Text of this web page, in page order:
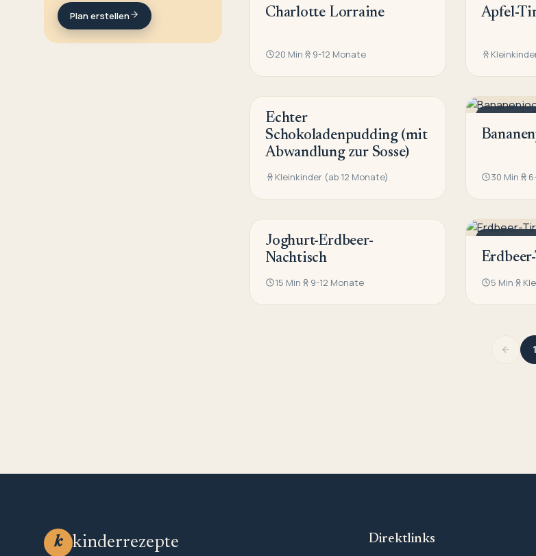
Plan erstellen Charlotte Lorraine
20 Min 9-12 Monate
Apfel-
NACHTISCH
Echter
Schokoladenpudding (mit
Abwandlung zur Sosse)
Kleinkinder (ab 12 Monate)
NACHTISCH
30 Min
NACHTISCH
Joghurt-Erdbeer-
Nachtisch
15 Min 9-12 Monate
NACHTISCH
5 Min
1
k kinderrezepte Direktlinks